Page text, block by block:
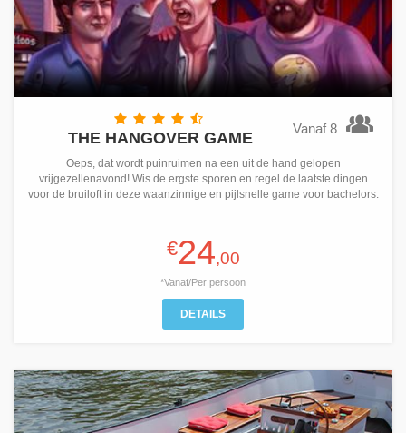
Vanaf 8
THE HANGOVER GAME
Oeps, dat wordt puinruimen na een uit de hand gelopen
vrijgezellenavond! Wis de ergste sporen en regel de laatste dingen
voor de bruiloft in deze waanzinnige en pijlsnelle game voor bachelors.
€24,00
*Vanaf/Per persoon
DETAILS